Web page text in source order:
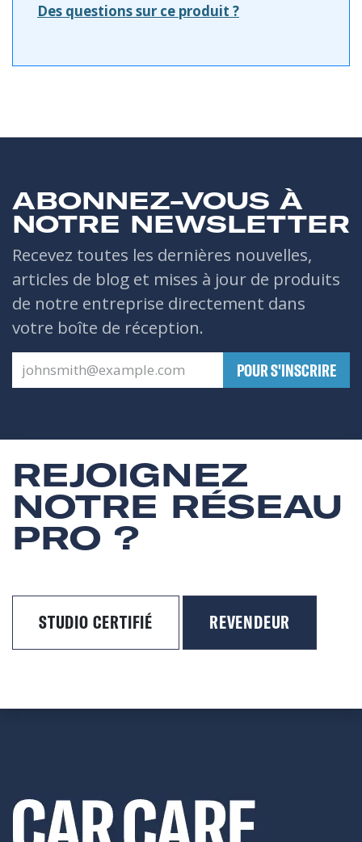
Des questions sur ce produit ?
ABONNEZ-VOUS À
NOTRE NEWSLETTER
Recevez toutes les dernières nouvelles,
articles de blog et mises à jour de produits
de notre entreprise directement dans
votre boîte de réception.
​POUR S'INSCRIRE
REJOIGNEZ
NOTRE RÉSEAU
PRO ?
STUDIO CERTIFIÉ REVENDEUR